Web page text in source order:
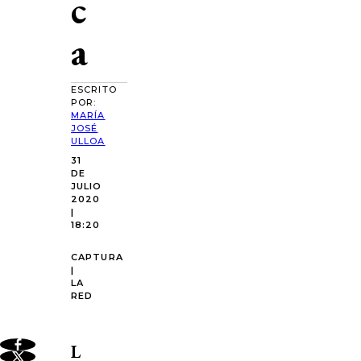
a
ESCRITO
POR:
MARÍA
JOSÉ
ULLOA
31
DE
JULIO
2020
|
18:20
CAPTURA
|
LA
RED
L